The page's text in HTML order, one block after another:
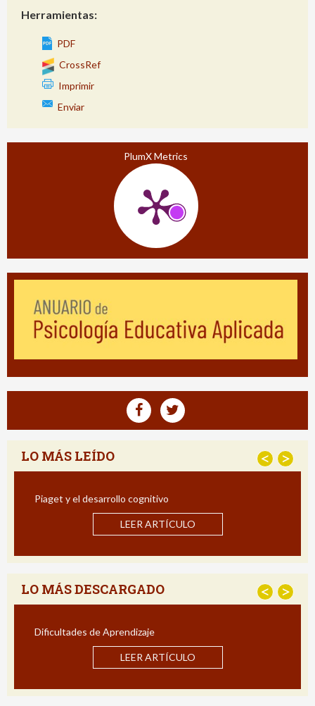
Herramientas:
PDF
CrossRef
Imprimir
Enviar
PlumX Metrics
LO MÁS LEÍDO < >
Piaget y el desarrollo cognitivo
LEER ARTÍCULO
LO MÁS DESCARGADO < >
Dificultades de Aprendizaje
LEER ARTÍCULO